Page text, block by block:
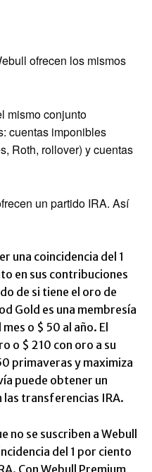
ofrecen los mismos
mismo conjunto
cuentas imponibles
Roth, rollover) y cuentas
un partido IRA. Así
una coincidencia del 1
en sus contribuciones
de si tiene el oro de
Gold es una membresía
o $ 50 al año. El
o $ 210 con oro a su
primaveras y maximiza
puede obtener un
las transferencias IRA.
no se suscriben a Webull
del 1 por ciento